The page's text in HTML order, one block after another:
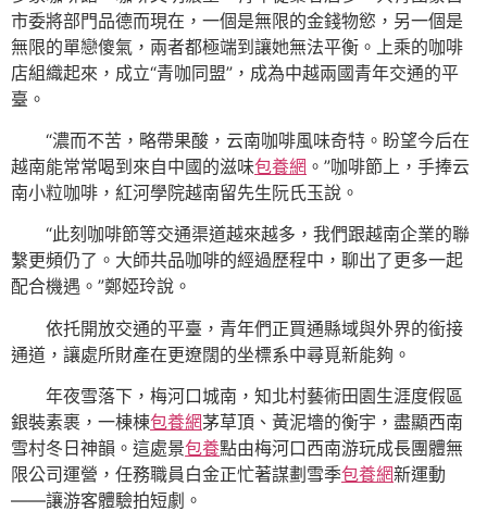
市委將部門品德而現在，一個是無限的金錢物慾，另一個是
無限的單戀傻氣，兩者都極端到讓她無法平衡。上乘的咖啡
店組織起來，成立“青咖同盟”，成為中越兩國青年交通的平
臺。
“濃而不苦，略帶果酸，云南咖啡風味奇特。盼望今后在
越南能常常喝到來自中國的滋味包養網 。”咖啡節上，手捧云
南小粒咖啡，紅河學院越南留先生阮氏玉說。
“此刻咖啡節等交通渠道越來越多，我們跟越南企業的聯
繫更頻仍了。大師共品咖啡的經過歷程中，聊出了更多一起
配合機遇。”鄭婭玲說。
依托開放交通的平臺，青年們正買通縣域與外界的銜接
通道，讓處所財產在更遼闊的坐標系中尋覓新能夠。
年夜雪落下，梅河口城南，知北村藝術田園生涯度假區
銀裝素裹，一棟棟包養網茅草頂、黃泥墻的衡宇，盡顯西南
雪村冬日神韻。這處景包養點由梅河口西南游玩成長團體無
限公司運營，任務職員白金正忙著謀劃雪季包養網新運動
——讓游客體驗拍短劇。